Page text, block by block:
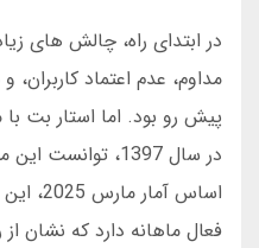
در ابتدای راه، چالش های
مداوم، عدم اعتماد
پیش رو بود. اما استار بت
در سال 1397،
فعال ماهانه دارد که نشان